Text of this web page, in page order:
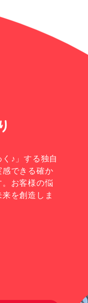
り
♪」する独自
できる確か
お客様の悩
を創造しま